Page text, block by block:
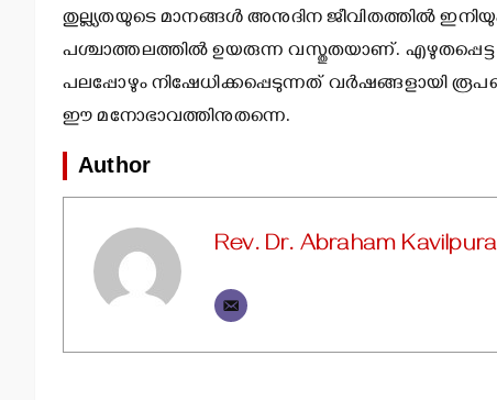
തുല്ല്യതയുടെ മാനങ്ങള്‍ അനുദിന ജീവിതത്തില്‍
പശ്ചാത്തലത്തില്‍ ഉയരുന്ന വസ്തുതയാണ്.
പലപ്പോഴും നിഷേധിക്കപ്പെടുന്നത് വര്‍ഷങ്ങളായി
ഈ മനോഭാവത്തിനുതന്നെ.
Author
Rev. Dr. Abraham